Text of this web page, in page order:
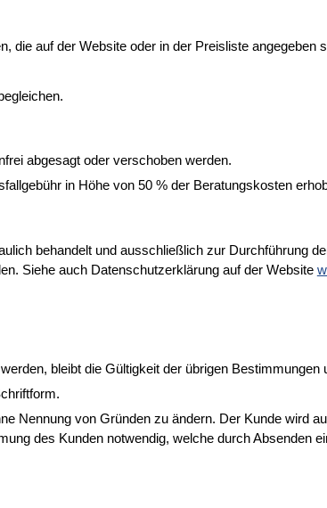
die auf der Website oder in der Preisliste angegeben
abgesagt oder verschoben werden.
in Höhe von 50 % der Beratungskosten
behandelt und ausschließlich zur Durchführung
Siehe auch Datenschutzerklärung auf der Website
bleibt die Gültigkeit der übrigen Bestimmungen
Nennung von Gründen zu ändern. Der Kunde wird
des Kunden notwendig, welche durch Absenden